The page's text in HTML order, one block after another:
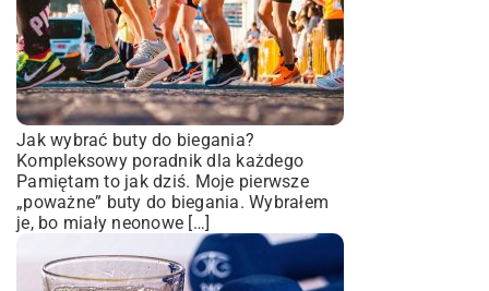
Jak wybrać buty do biegania?
Kompleksowy poradnik dla każdego
Pamiętam to jak dziś. Moje pierwsze
„poważne” buty do biegania. Wybrałem
je, bo miały neonowe […]